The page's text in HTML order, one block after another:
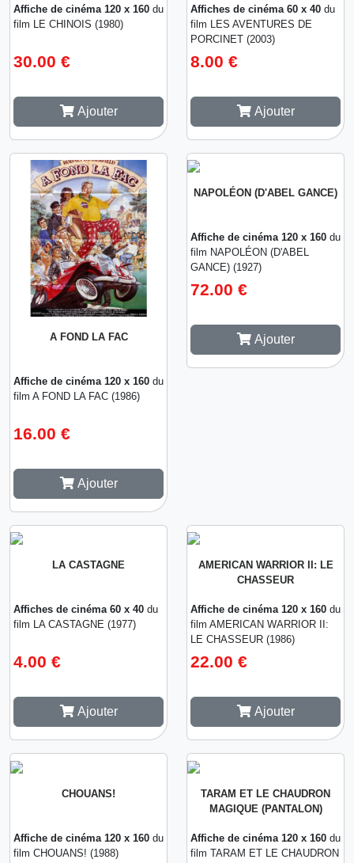
Affiche de cinéma 120 x 160 du
film LE CHINOIS (1980)
30.00 €
Ajouter
Affiches de cinéma 60 x 40 du
film LES AVENTURES DE
PORCINET (2003)
8.00 €
Ajouter
A FOND LA FAC
Affiche de cinéma 120 x 160 du
film A FOND LA FAC (1986)
16.00 €
Ajouter
NAPOLÉON (D'ABEL GANCE)
Affiche de cinéma 120 x 160 du
film NAPOLÉON (D'ABEL
GANCE) (1927)
72.00 €
Ajouter
LA CASTAGNE
Affiches de cinéma 60 x 40 du
film LA CASTAGNE (1977)
4.00 €
Ajouter
AMERICAN WARRIOR II: LE
CHASSEUR
Affiche de cinéma 120 x 160 du
film AMERICAN WARRIOR II:
LE CHASSEUR (1986)
22.00 €
Ajouter
CHOUANS!
Affiche de cinéma 120 x 160 du
film CHOUANS! (1988)
TARAM ET LE CHAUDRON
MAGIQUE (PANTALON)
Affiche de cinéma 120 x 160 du
film TARAM ET LE CHAUDRON